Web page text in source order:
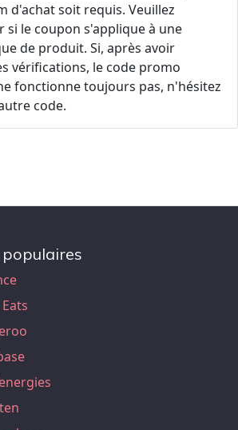
d'achat soit requis. Veuillez
si le coupon s'applique à une
de produit. Si, après avoir
vérifications, le code promo
fonctionne toujours pas, n'hésitez
code.